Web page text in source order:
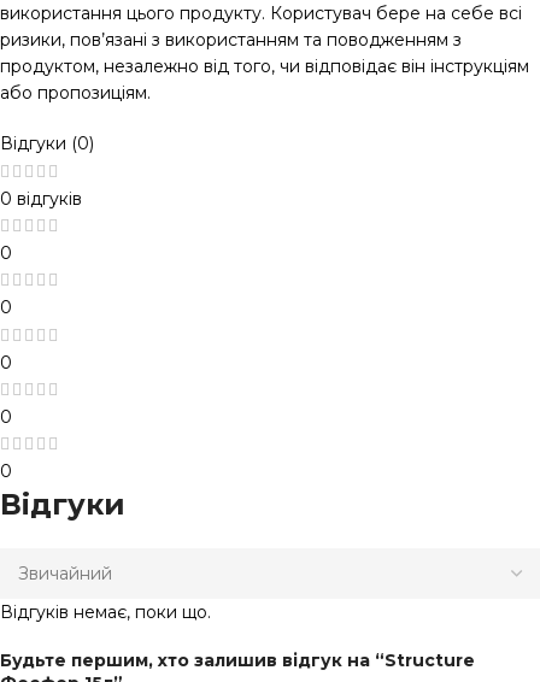
використання цього продукту. Користувач бере на себе всі
ризики, пов’язані з використанням та поводженням з
продуктом, незалежно від того, чи відповідає він інструкціям
або пропозиціям.
Відгуки (0)
0 відгуків
0
0
0
0
0
Відгуки
Відгуків немає, поки що.
Будьте першим, хто залишив відгук на “Structure